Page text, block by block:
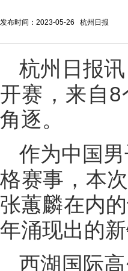
发布时间：2023-05-26 杭州日报
杭州日报
开赛，来自
角逐。
作为中国
格赛事，本
张蕙麟在内
年涌现出的新
西湖国际